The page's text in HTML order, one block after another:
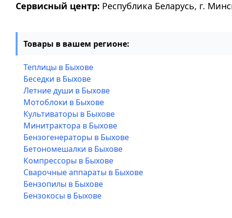
Сервисный центр: Республика Беларусь, г.
Товары в вашем регионе:
Теплицы в Быхове
Беседки в Быхове
Летние души в Быхове
Мотоблоки в Быхове
Культиваторы в Быхове
Минитрактора в Быхове
Бензогенераторы в Быхове
Бетономешалки в Быхове
Компрессоры в Быхове
Сварочные аппараты в Быхове
Бензопилы в Быхове
Бензокосы в Быхове